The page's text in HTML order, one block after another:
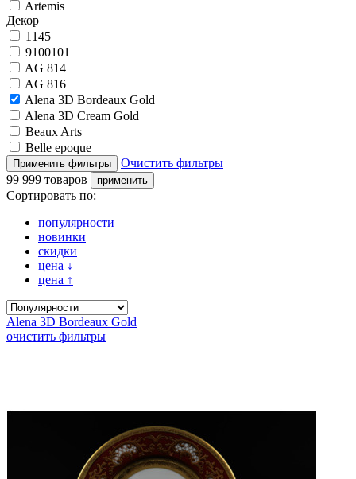
Artemis
Декор
1145
9100101
AG 814
AG 816
Alena 3D Bordeaux Gold
Alena 3D Cream Gold
Beaux Arts
Belle epoque
Очистить фильтры
99 999 товаров
Сортировать по:
популярности
новинки
скидки
цена ↓
цена ↑
Alena 3D Bordeaux Gold
очистить фильтры